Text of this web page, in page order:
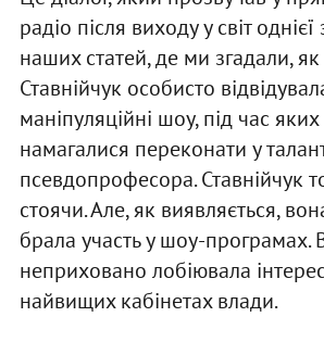
радiо пiсля виходу у свiт
наших статей, де ми згадали,
Ставнiйчук особисто
манiпуляцiйнi шоу, пiд час яких
намагалися переконати у
псевдопрофесора. Ставнiйчук
стоячи. Але, як виявляється,
брала участь у шоу-програмах.
неприховано лобiювала
найвищих кабiнетах влади.